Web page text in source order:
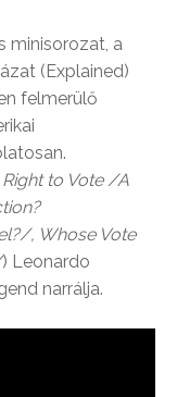
minisorozat, a
(Explained)
felmerülő
Right to Vote /A
, Whose Vote
) Leonardo
narrálja.